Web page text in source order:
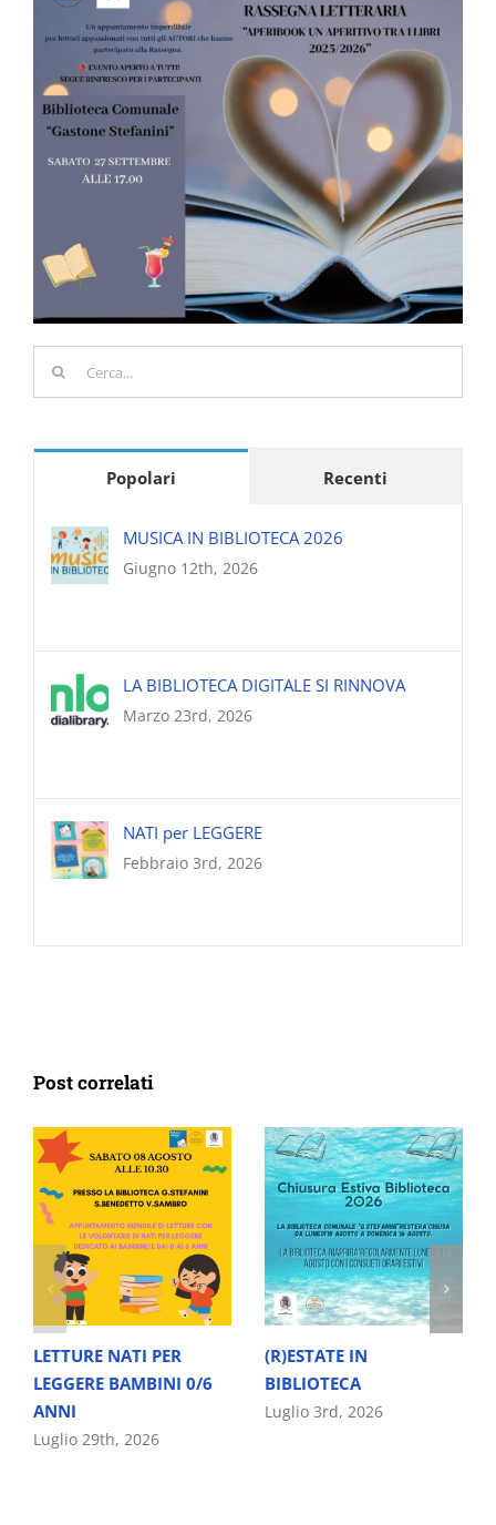
Cerca
per:
Popolari Recenti
MUSICA IN BIBLIOTECA 2026
Giugno 12th, 2026
LA BIBLIOTECA DIGITALE SI RINNOVA
Marzo 23rd, 2026
NATI per LEGGERE
Febbraio 3rd, 2026
Post correlati
LETTURE NATI PER
LEGGERE BAMBINI 0/6
ANNI
Luglio 29th, 2026
(R)ESTATE IN
BIBLIOTECA
Luglio 3rd, 2026